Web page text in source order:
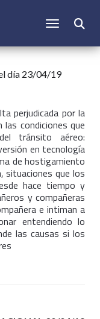
CAMBIAR
día 23/04/19
perjudicada por la
condiciones que
tránsito aéreo:
en tecnología
de hostigamiento
situaciones que los
hace tiempo y
y compañeras
e intiman a
entendiendo lo
las causas si los